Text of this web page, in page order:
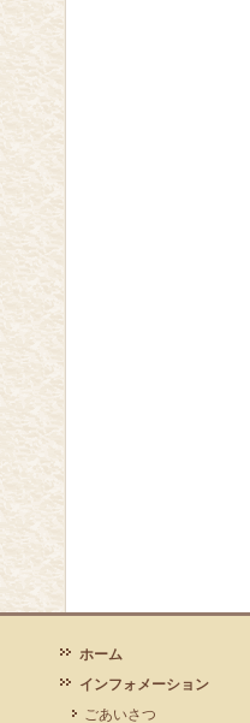
ホーム
インフォメーション
ごあいさつ